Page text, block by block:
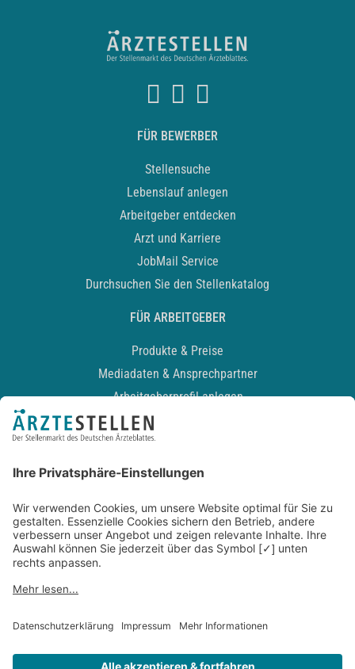
FÜR BEWERBER
Stellensuche
Lebenslauf anlegen
Arbeitgeber entdecken
Arzt und Karriere
JobMail Service
Durchsuchen Sie den Stellenkatalog
FÜR ARBEITGEBER
Produkte & Preise
Mediadaten & Ansprechpartner
Arbeitgeberprofil anlegen
Recruiting-Podcast
Kontakt
Datenschutz
Newsletter